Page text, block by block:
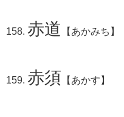
赤道 【あかみち】
赤須 【あかす】